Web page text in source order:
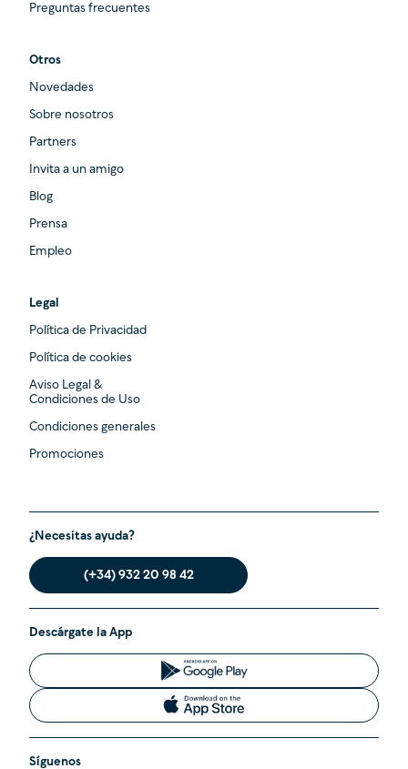
Preguntas frecuentes
Otros
Novedades
Sobre nosotros
Partners
Invita a un amigo
Blog
Prensa
Empleo
Legal
Política de Privacidad
Política de cookies
Aviso Legal &
Condiciones de Uso
Condiciones generales
Promociones
¿Necesitas ayuda?
(+34) 932 20 98 42
Descárgate la App
Síguenos